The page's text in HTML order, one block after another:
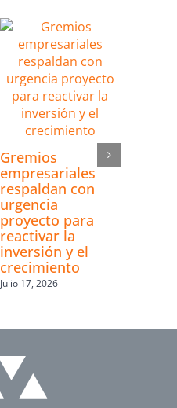
Gremios
empresariales
respaldan con
urgencia
proyecto para
reactivar la
inversión y el
crecimiento
Julio 17, 2026